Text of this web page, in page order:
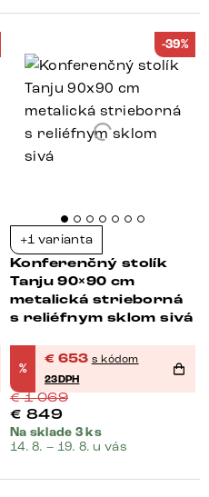
-39%
+1 varianta
Konferenčný stolík
Tanju 90×90 cm
metalická strieborná
s reliéfnym sklom sivá
%
€ 653 s kódom
23DPH
€1 069
€ 849
Na sklade 3 ks
14. 8. – 19. 8. u vás